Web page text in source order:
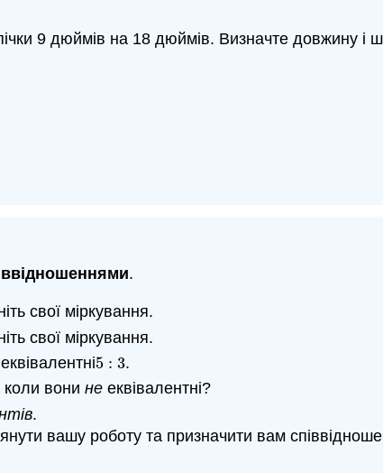
9 дюймів на 18 дюймів. Визначте довжину і
.
свої міркування.
свої міркування.
5 : 3
5 3 .
коли вони нееквівалентні?
.
вашу роботу та призначити вам